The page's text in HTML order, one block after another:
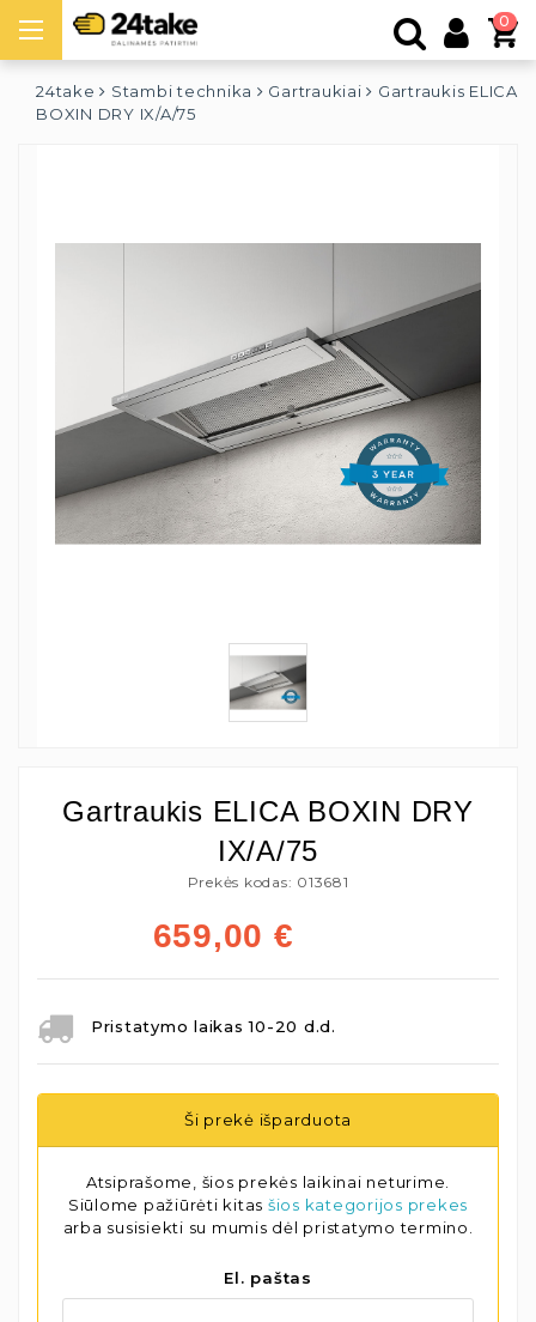
0
24take Stambi technika Gartraukiai
Gartraukis ELICA
BOXIN DRY IX/A/75
Gartraukis ELICA BOXIN DRY
IX/A/75
Prekės kodas: 013681
659,00 €
Pristatymo laikas 10-20 d.d.
Ši prekė išparduota
Atsiprašome, šios prekės laikinai neturime.
Siūlome pažiūrėti kitas šios kategorijos prekes
arba susisiekti su mumis dėl pristatymo termino.
El. paštas